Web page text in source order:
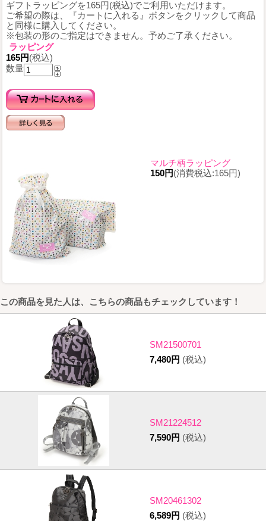
ギフトラッピングを165円(税込)でご利用いただけます。
ご希望の際は、『カートに入れる』ボタンをクリックして商品
と同様に購入してください。
※包装の形のご指定はできません。予めご了承ください。
ラッピング
165円(税込)
数量
マルチ柄ラッピング
150円(消費税込:165円)
この商品を見た人は、こちらの商品もチェックしています！
SM21500701
7,480円 (税込)
SM21224512
7,590円 (税込)
SM20461302
6,589円 (税込)